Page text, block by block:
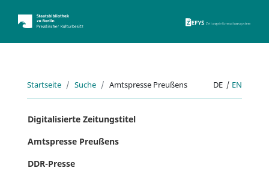
Startseite Suche Amtspresse Preußens DE | EN
Digitalisierte Zeitungstitel
Amtspresse Preußens
DDR-Presse